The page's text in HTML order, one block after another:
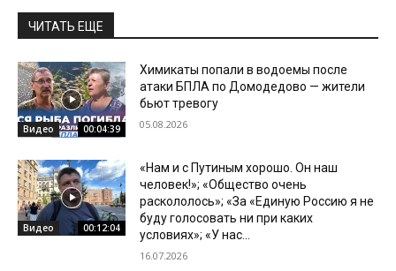
ЧИТАТЬ ЕЩЕ
Видео 00:04:39
Химикаты попали в водоемы после
атаки БПЛА по Домодедово — жители
бьют тревогу
05.08.2026
Видео 00:12:04
«Нам и с Путиным хорошо. Он наш
человек!»; «Общество очень
раскололось»; «За «Единую Россию я не
буду голосовать ни при каких
условиях»; «У нас...
16.07.2026